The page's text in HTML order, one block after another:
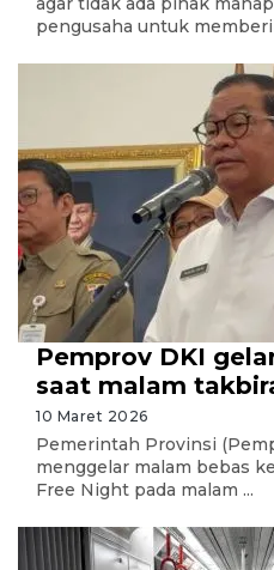
pengusaha untuk
Pemprov DKI
saat malam
10 Maret 2026
Pemerintah Provinsi
menggelar malam bebas
Free Night pada malam ...